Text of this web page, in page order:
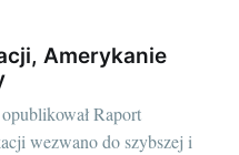
Amerykanie
Raport
wezwano do szybszej i